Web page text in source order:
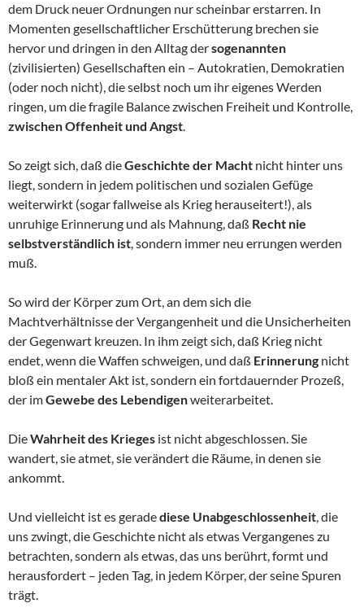
dem Druck neuer Ordnungen nur scheinbar erstarren. In
Momenten gesellschaftlicher Erschütterung brechen sie
hervor und dringen in den Alltag dersogenannten
(zivilisierten) Gesellschaften ein – Autokratien, Demokratien
(oder noch nicht), die selbst noch um ihr eigenes Werden
ringen, um die fragile Balance zwischen Freiheit und Kontrolle,
zwischen Offenheit und Angst.
So zeigt sich, daß dieGeschichte der Macht nicht hinter uns
liegt, sondern in jedem politischen und sozialen Gefüge
weiterwirkt (sogar fallweise als Krieg herauseitert!), als
unruhige Erinnerung und als Mahnung, daß Recht nie
selbstverständlich ist, sondern immer neu errungen werden
muß.
So wird der Körper zum Ort, an dem sich die
Machtverhältnisse der Vergangenheit und die Unsicherheiten
der Gegenwart kreuzen. In ihm zeigt sich, daß Krieg nicht
endet, wenn die Waffen schweigen, und daß Erinnerung nicht
bloß ein mentaler Akt ist, sondern ein fortdauernder Prozeß,
der imGewebe des Lebendigenweiterarbeitet.
DieWahrheit des Krieges ist nicht abgeschlossen. Sie
wandert, sie atmet, sie verändert die Räume, in denen sie
ankommt.
Und vielleicht ist es geradediese Unabgeschlossenheit, die
uns zwingt, die Geschichte nicht als etwas Vergangenes zu
betrachten, sondern als etwas, das uns berührt, formt und
herausfordert – jeden Tag, in jedem Körper, der seine Spuren
trägt.